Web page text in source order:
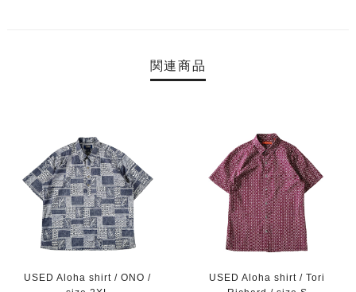
関連商品
USED Aloha shirt / ONO /
USED Aloha shirt / Tori